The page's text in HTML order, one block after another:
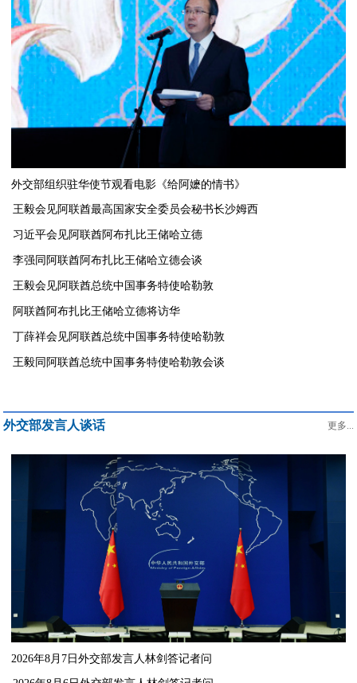
外交部组织驻华使节观看电影《给阿嬷的情书》
王毅会见阿联酋最高国家安全委员会秘书长沙姆西
习近平会见阿联酋阿布扎比王储哈立德
李强同阿联酋阿布扎比王储哈立德会谈
​王毅会见阿联酋总统中国事务特使哈勒敦
阿联酋阿布扎比王储哈立德将访华
丁薛祥会见阿联酋总统中国事务特使哈勒敦
王毅同阿联酋总统中国事务特使哈勒敦会谈
外交部发言人谈话 更多...
2026年8月7日外交部发言人林剑答记者问